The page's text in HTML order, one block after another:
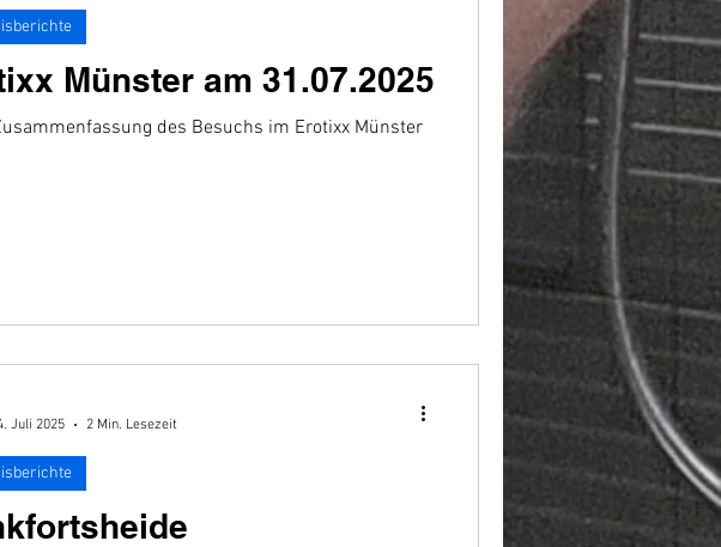
Münster am 31.07.2025
des Besuchs im Erotixx Münster
Juli 2025
2 Min. Lesezeit